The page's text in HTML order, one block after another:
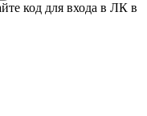
код для входа в ЛК в